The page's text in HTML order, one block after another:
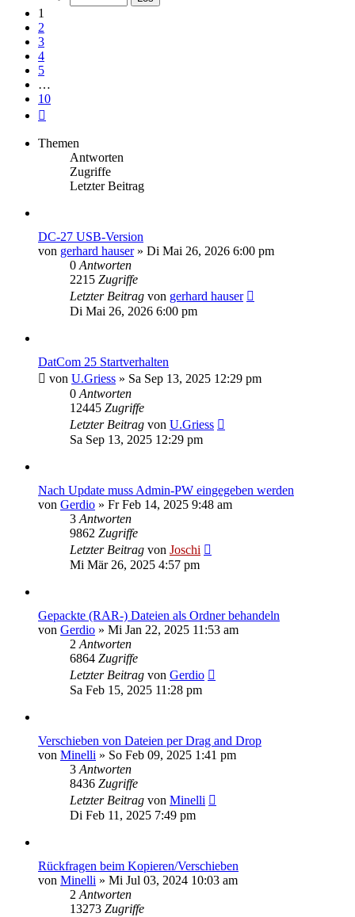
1
2
3
4
5
…
10
Themen
Antworten
Zugriffe
Letzter Beitrag
DC-27 USB-Version
von gerhard hauser» Di Mai 26, 2026 6:00 pm
0 Antworten
2215 Zugriffe
Letzter Beitrag von gerhard hauser
Di Mai 26, 2026 6:00 pm
DatCom 25 Startverhalten
von U.Griess » Sa Sep 13, 2025 12:29 pm
0 Antworten
12445 Zugriffe
Letzter Beitrag von U.Griess
Sa Sep 13, 2025 12:29 pm
Nach Update muss Admin-PW eingegeben werden
von Gerdio » Fr Feb 14, 2025 9:48 am
3 Antworten
9862 Zugriffe
Letzter Beitrag von Joschi
Mi Mär 26, 2025 4:57 pm
Gepackte (RAR-) Dateien als Ordner behandeln
von Gerdio » Mi Jan 22, 2025 11:53 am
2 Antworten
6864 Zugriffe
Letzter Beitrag von Gerdio
Sa Feb 15, 2025 11:28 pm
Verschieben von Dateien per Drag and Drop
von Minelli » So Feb 09, 2025 1:41 pm
3 Antworten
8436 Zugriffe
Letzter Beitrag von Minelli
Di Feb 11, 2025 7:49 pm
Rückfragen beim Kopieren/Verschieben
von Minelli » Mi Jul 03, 2024 10:03 am
2 Antworten
13273 Zugriffe